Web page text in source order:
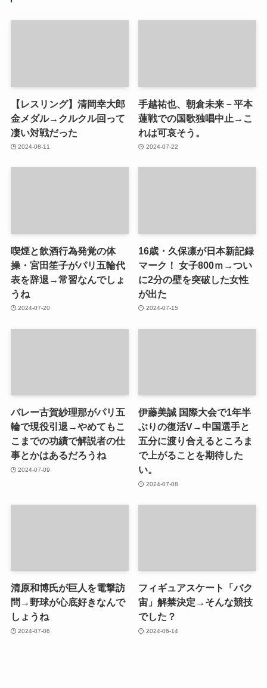
【レスリング】清岡幸大郎
金メダル→クルクル回って
凄い対戦だった
2024-08-11
手越祐也、朝倉未来－平本
蓮戦での国歌独唱中止→こ
れは可哀そう。
2024-07-22
喫煙と飲酒行為発覚の体
操・宮田笙子がパリ五輪代
表を辞退→常習なんでしょ
うね
2024-07-20
16歳・久保凛が日本新記録
マーク！ 女子800ｍ→つい
に2分の壁を突破した女性
が出た
2024-07-15
バレー古賀紗理那がパリ五
輪で現役引退→やめてもこ
こまでの功績で解説者の仕
事とかはあるだろうね
2024-07-09
伊藤美誠 国際大会で1年半
ぶりの復活V→中国選手と
五分に渡り合えるところま
で上がることを期待した
い。
2024-07-08
清原和博氏が巨人を電撃訪
問→野球が心底好きなんで
しょうね
2024-07-06
フィギュアスケート「バク
宙」解禁決定→そんな競技
でした？
2024-06-14